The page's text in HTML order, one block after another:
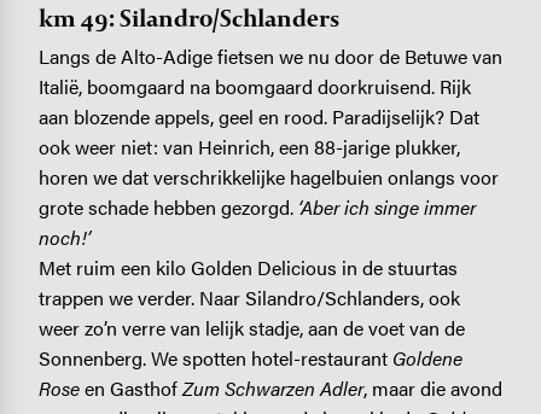
km 49: Silandro/Schlanders
Langs de Alto-Adige fietsen we nu door de Betuwe van
Italië, boomgaard na boomgaard doorkruisend. Rijk
aan blozende appels, geel en rood. Paradijselijk? Dat
ook weer niet: van Heinrich, een 88-jarige plukker,
horen we dat verschrikkelijke hagelbuien onlangs voor
grote schade hebben gezorgd. ‘Aber ich singe immer
noch!’
Met ruim een kilo Golden Delicious in de stuurtas
trappen we verder. Naar Silandro/Schlanders, ook
weer zo’n verre van lelijk stadje, aan de voet van de
Sonnenberg. We spotten hotel-restaurant Goldene
Roseen GasthofZum Schwarzen Adler, maar die avond